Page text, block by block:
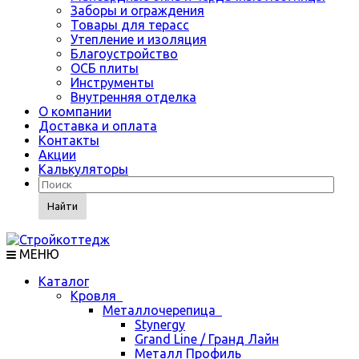
Заборы и ограждения
Товары для терасс
Утепление и изоляция
Благоустройство
ОСБ плиты
Инструменты
Внутренняя отделка
О компании
Доставка и оплата
Контакты
Акции
Калькуляторы
Найти
МЕНЮ
Каталог
Кровля
Металлочерепица
Stynergy
Grand Line / Гранд Лайн
Металл Профиль